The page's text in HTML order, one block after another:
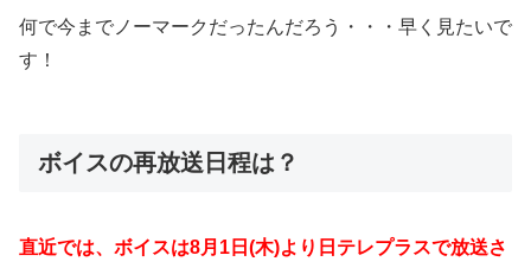
何で今までノーマークだったんだろう・・・早く見たいで
す！
ボイスの再放送日程は？
直近では、ボイスは8月1日(木)より日テレプラスで放送さ